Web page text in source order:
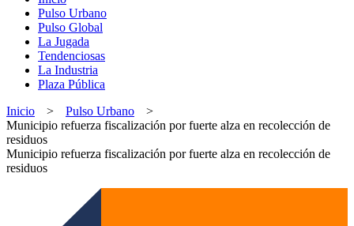
Pulso Urbano
Pulso Global
La Jugada
Tendenciosas
La Industria
Plaza Pública
Inicio
> Pulso Urbano
>
Municipio refuerza fiscalización por fuerte alza en recolección de
residuos
Municipio refuerza fiscalización por fuerte alza en recolección de
residuos